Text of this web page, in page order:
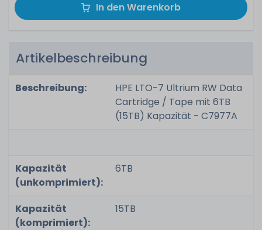
In den Warenkorb
Artikelbeschreibung
Beschreibung:
HPE LTO-7 Ultrium RW Data
Cartridge / Tape mit 6TB
(15TB) Kapazität - C7977A
Kapazität
(unkomprimiert):
6TB
Kapazität
(komprimiert):
15TB